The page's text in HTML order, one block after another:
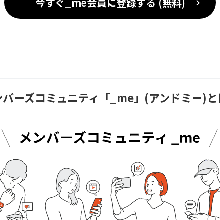
ーズコミュニティ「_me」(アンドミー)